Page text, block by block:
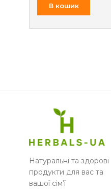
₴
В кошик
Натуральні та здорові
продукти для вас та
вашої сім’ї